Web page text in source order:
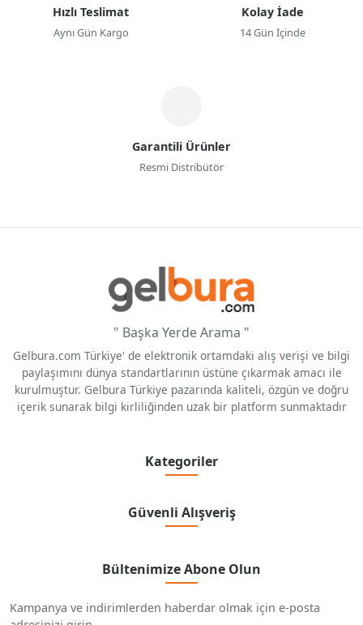
Hızlı Teslimat
Aynı Gün Kargo
Kolay İade
14 Gün İçinde
Garantili Ürünler
Resmi Distribütör
" Başka Yerde Arama "
Gelbura.com Türkiye' de elektronik ortamdaki alış verişi ve bilgi
paylaşımını dünya standartlarının üstüne çıkarmak amacı ile
kurulmuştur. Gelbura Türkiye pazarında kaliteli, özgün ve doğru
içerik sunarak bilgi kirliliğinden uzak bir platform sunmaktadır
Kategoriler
Güvenli Alışveriş
Bültenimize Abone Olun
Kampanya ve indirimlerden haberdar olmak için e-posta